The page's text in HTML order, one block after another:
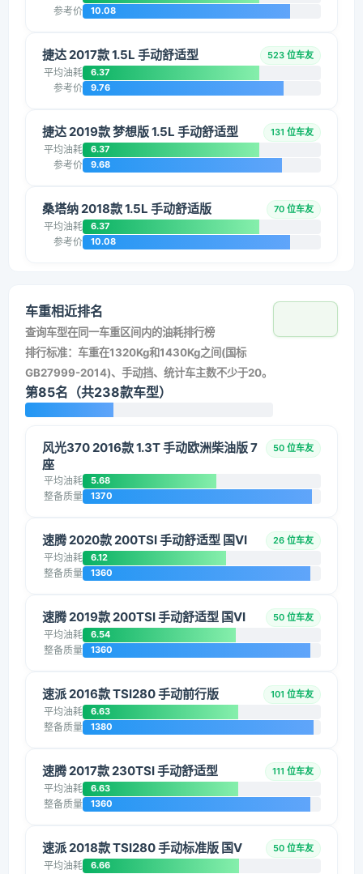
参考价 10.08
捷达 2017款 1.5L 手动舒适型 523 位车友
平均油耗 6.37
参考价 9.76
捷达 2019款 梦想版 1.5L 手动舒适型 131 位车友
平均油耗 6.37
参考价 9.68
桑塔纳 2018款 1.5L 手动舒适版 70 位车友
平均油耗 6.37
参考价 10.08
车重相近排名
查询车型在同一车重区间内的油耗排行榜
排行标准：车重在1320Kg和1430Kg之间(国标
GB27999-2014)、手动挡、统计车主数不少于20。
第85名（共238款车型）
风光370 2016款 1.3T 手动欧洲柴油版 7
座
50 位车友
平均油耗 5.68
整备质量 1370
速腾 2020款 200TSI 手动舒适型 国VI 26 位车友
平均油耗 6.12
整备质量 1360
速腾 2019款 200TSI 手动舒适型 国VI 50 位车友
平均油耗 6.54
整备质量 1360
速派 2016款 TSI280 手动前行版 101 位车友
平均油耗 6.63
整备质量 1380
速腾 2017款 230TSI 手动舒适型 111 位车友
平均油耗 6.63
整备质量 1360
速派 2018款 TSI280 手动标准版 国V 50 位车友
平均油耗 6.66